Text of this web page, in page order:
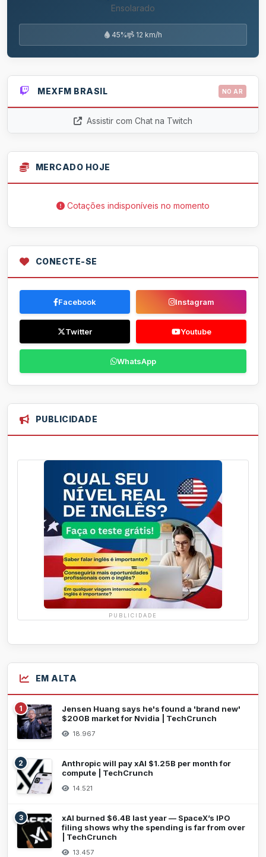
Ensolarado
45% 12 km/h
MEXFM BRASIL NO AR
Assistir com Chat na Twitch
MERCADO HOJE
Cotações indisponíveis no momento
CONECTE-SE
Facebook Instagram
Twitter Youtube
WhatsApp
PUBLICIDADE
PUBLICIDADE
EM ALTA
1
Jensen Huang says he's found a 'brand new'
$200B market for Nvidia | TechCrunch
18.967
2
Anthropic will pay xAI $1.25B per month for
compute | TechCrunch
14.521
3
xAI burned $6.4B last year — SpaceX’s IPO
filing shows why the spending is far from over
| TechCrunch
13.457